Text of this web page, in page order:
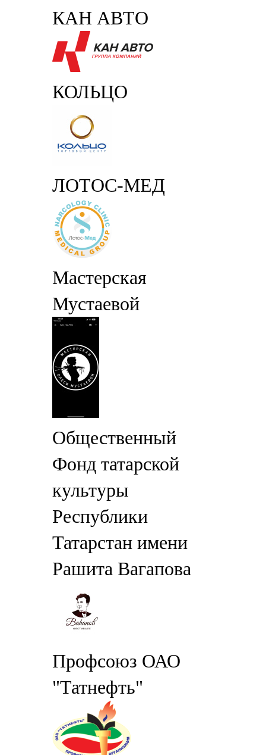
КАН АВТО
КОЛЬЦО
ЛОТОС-МЕД
Мастерская
Мустаевой
Общественный
Фонд татарской
культуры
Республики
Татарстан имени
Рашита Вагапова
Профсоюз ОАО
"Татнефть"